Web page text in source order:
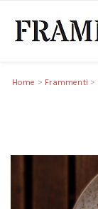
Home > Frammenti >